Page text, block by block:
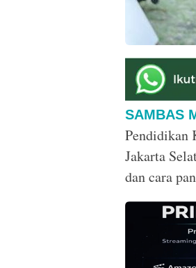
SAMBAS
Pendidikan
Jakarta
dan cara